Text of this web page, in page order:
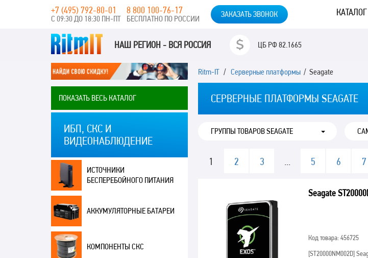
КАТАЛОГ
+7 (495) 792-80-01
С 09:30 ДО 18:30 ПН-ПТ
8 800 100-76-17
БЕСПЛАТНО ПО РОССИИ ЗАКАЗАТЬ ЗВОНОК
НАШ РЕГИОН - ВСЯ РОССИЯ ЦБ РФ82.1665
ПОКАЗАТЬ ВЕСЬ КАТАЛОГ
ИБП, СКС И
ВИДЕОНАБЛЮДЕНИЕ
ИСТОЧНИКИ
БЕСПЕРЕБОЙНОГО ПИТАНИЯ
АККУМУЛЯТОРНЫЕ БАТАРЕИ
КОМПОНЕНТЫ СКС
Ritm-IT/ Серверные платформы / Seagate
СЕРВЕРНЫЕ ПЛАТФОРМЫ SEAGATE
ГРУППЫ ТОВАРОВ SEAGATE
1 2 3 ... 5 6 7
Seagate
Код товара: 456725
[ST20000NM002D]